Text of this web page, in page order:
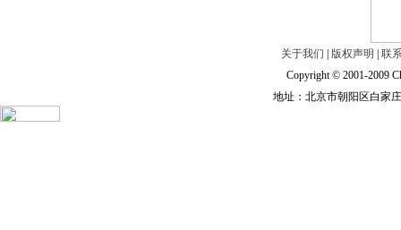
关于我们 版权声明
联
Copyright © 2001-2009
地址：北京市朝阳区白家